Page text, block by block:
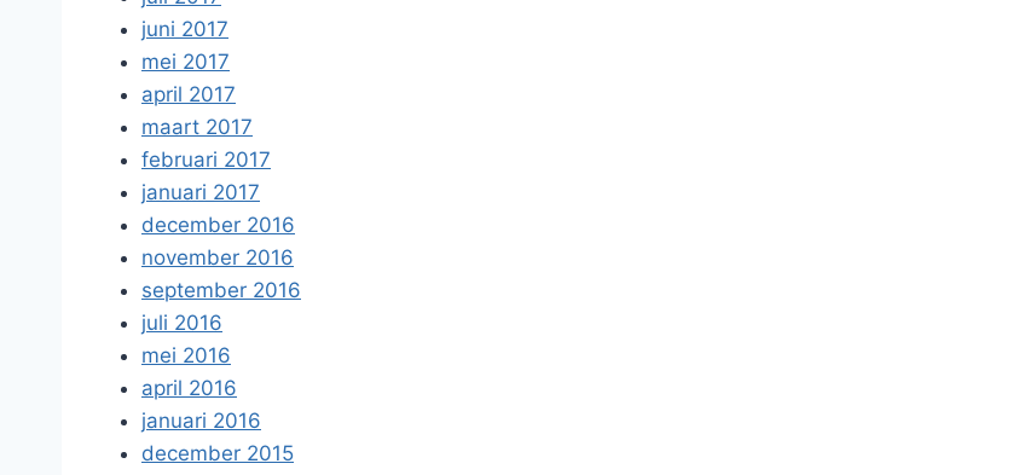
juni 2017
mei 2017
april 2017
maart 2017
februari 2017
januari 2017
december 2016
november 2016
september 2016
juli 2016
mei 2016
april 2016
januari 2016
december 2015